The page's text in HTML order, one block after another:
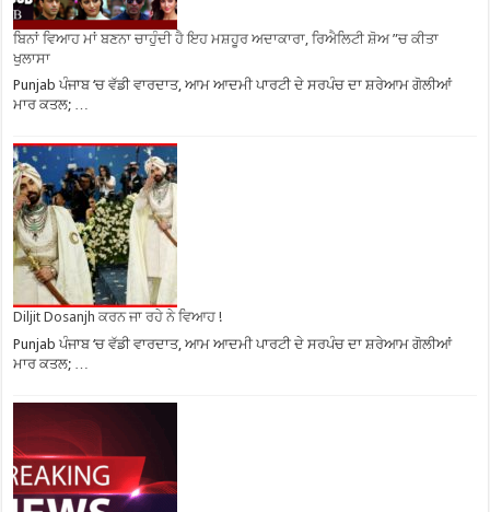
ਬਿਨਾਂ ਵਿਆਹ ਮਾਂ ਬਣਨਾ ਚਾਹੁੰਦੀ ਹੈ ਇਹ ਮਸ਼ਹੂਰ ਅਦਾਕਾਰਾ, ਰਿਐਲਿਟੀ ਸ਼ੋਅ ”ਚ ਕੀਤਾ
ਖੁਲਾਸਾ
Punjab ਪੰਜਾਬ ‘ਚ ਵੱਡੀ ਵਾਰਦਾਤ, ਆਮ ਆਦਮੀ ਪਾਰਟੀ ਦੇ ਸਰਪੰਚ ਦਾ ਸ਼ਰੇਆਮ ਗੋਲੀਆਂ
ਮਾਰ ਕਤਲ; …
Diljit Dosanjh ਕਰਨ ਜਾ ਰਹੇ ਨੇ ਵਿਆਹ !
Punjab ਪੰਜਾਬ ‘ਚ ਵੱਡੀ ਵਾਰਦਾਤ, ਆਮ ਆਦਮੀ ਪਾਰਟੀ ਦੇ ਸਰਪੰਚ ਦਾ ਸ਼ਰੇਆਮ ਗੋਲੀਆਂ
ਮਾਰ ਕਤਲ; …